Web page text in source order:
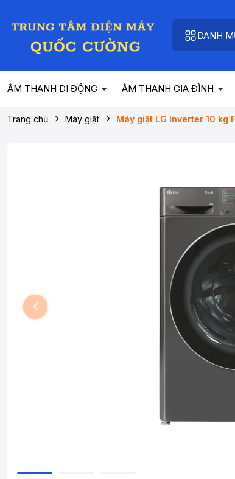
DANH
ÂM THANH DI ĐỘNG ÂM THANH GIA ĐÌNH
Trang chủ Máy giặt Máy giặt LG Inverter 10 kg